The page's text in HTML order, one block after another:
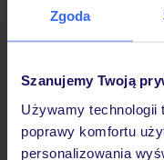
Zgoda
Szanujemy Twoją
Używamy technologii
poprawy komfortu
personalizowania
Hotel
Pokoje